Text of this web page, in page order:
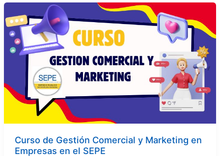
Curso de Gestión Comercial y Marketing en
Empresas en el SEPE
Curso
de
Gestión
Comercial
y
Marketing
en
Empresas
en
SEPE